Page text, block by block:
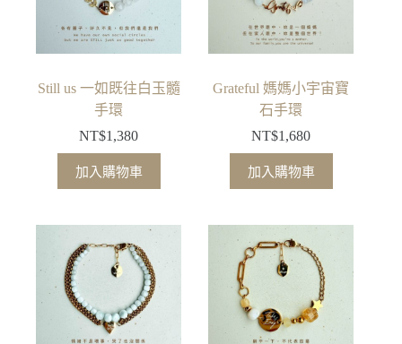
Still us 一如既往白玉髓
手環
NT$1,380
加入購物車
Grateful 媽媽小宇宙寶
石手環
NT$1,680
加入購物車